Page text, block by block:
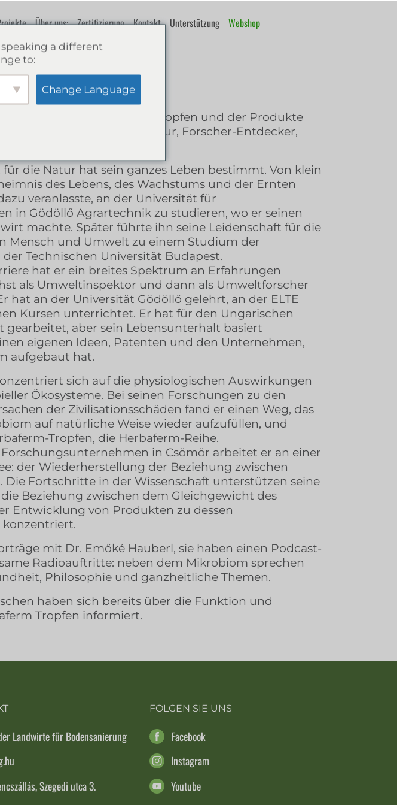
Über uns: Zertifizierung Kontakt Unterstützung Webshop
"Erfinder" der Herbaferm-Tropfen und der Produkte
Entwickler, Agraringenieur, Forscher-Entdecker,
für die Natur hat sein ganzes Leben bestimmt. Von klein
des Lebens, des Wachstums und der Ernten
veranlasste, an der Universität für
in Gödöllő Agrartechnik zu studieren, wo er seinen
machte. Später führte ihn seine Leidenschaft für die
Mensch und Umwelt zu einem Studium der
Technischen Universität Budapest.
hat er ein breites Spektrum an Erfahrungen
als Umweltinspektor und dann als Umweltforscher
hat an der Universität Gödöllő gelehrt, an der ELTE
Kursen unterrichtet. Er hat für den Ungarischen
gearbeitet, aber sein Lebensunterhalt basiert
eigenen Ideen, Patenten und den Unternehmen,
aufgebaut hat.
sich auf die physiologischen Auswirkungen
Ökosysteme. Bei seinen Forschungen zu den
der Zivilisationsschäden fand er einen Weg, das
auf natürliche Weise wieder aufzufüllen, und
Tropfen, die Herbaferm-Reihe.
in Csömör arbeitet er an einer
der Wiederherstellung der Beziehung zwischen
Die Fortschritte in der Wissenschaft unterstützen seine
Beziehung zwischen dem Gleichgewicht des
Entwicklung von Produkten zu dessen
mit Dr. Emőké Hauberl, sie haben einen Podcast-
Radioauftritte: neben dem Mikrobiom sprechen
Philosophie und ganzheitliche Themen.
haben sich bereits über die Funktion und
Tropfen informiert.
Landwirte für Bodensanierung
Szegedi utca 3.
FOLGEN SIE UNS
Facebook
Instagram
Youtube
a different
to:
Change Language